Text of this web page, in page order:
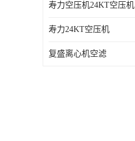
寿力空压机24KT空压机
寿力24KT空压机
复盛离心机空滤